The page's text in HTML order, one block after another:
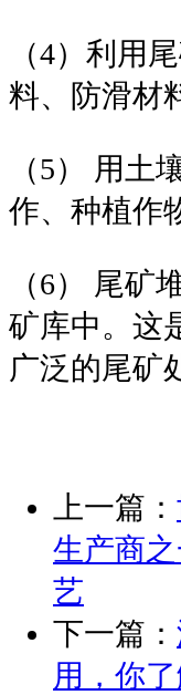
（4）利用
料、防滑材
（5） 用土
作、种植作
（6） 尾矿
矿库中。这
广泛的尾矿
上一篇：
生产商
艺
下一篇：
用，你